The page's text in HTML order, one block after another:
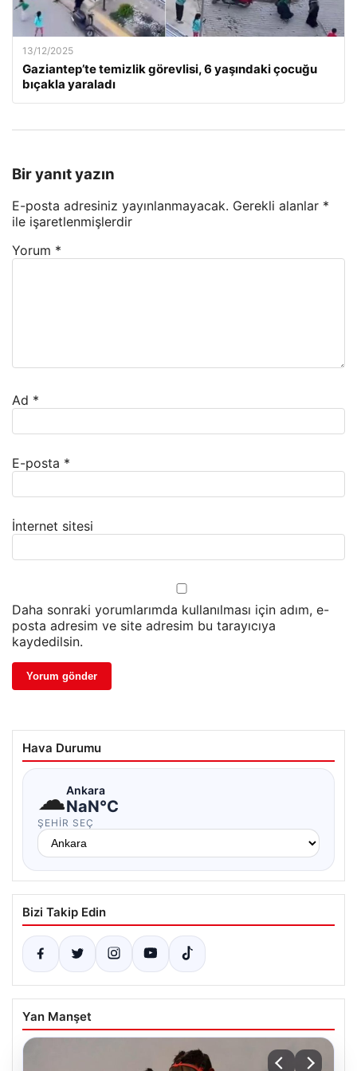
13/12/2025
Gaziantep’te temizlik görevlisi, 6 yaşındaki çocuğu
bıçakla yaraladı
Bir yanıt yazın
E-posta adresiniz yayınlanmayacak. Gerekli alanlar *
ile işaretlenmişlerdir
Yorum *
Ad *
E-posta *
İnternet sitesi
Daha sonraki yorumlarımda kullanılması için adım, e-
posta adresim ve site adresim bu tarayıcıya
kaydedilsin.
Hava Durumu
☁Ankara
NaN°C
ŞEHIR SEÇ
Bizi Takip Edin
Yan Manşet